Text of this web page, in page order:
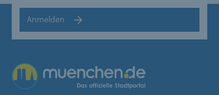
Anmelden
Übergreifende Links